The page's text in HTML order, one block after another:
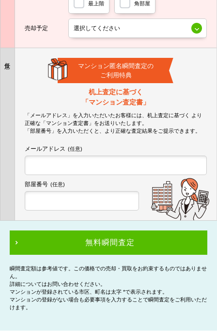
最上階 角部屋
売却予定
マンション匿名瞬間査定の
ご利用特典
机上査定に基づく
「マンション査定書」
「メールアドレス」を入力いただいたお客様には、机上査定に基づく
より
正確な 「マンション査定書」 をお送りいたします。
「部屋番号」を入力いただくと、より正確な査定結果をご提示できます。
メールアドレス (任意)
部屋番号 (任意)
無料瞬間査定
瞬間査定額は参考値です。この価格での売却・買取をお約束するものではありませ
ん。
詳細についてはお問い合わせください。
マンションが登録されている市区、町名は太字 *で表示されます。
マンションの登録がない場合も必要事項を入力することで瞬間査定をご利用いただ
けます。